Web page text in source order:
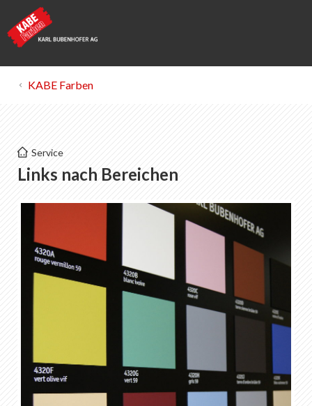
Links
Pulverlacke
Verkaufsstellen
KABE Farben
Service
Links nach Bereichen